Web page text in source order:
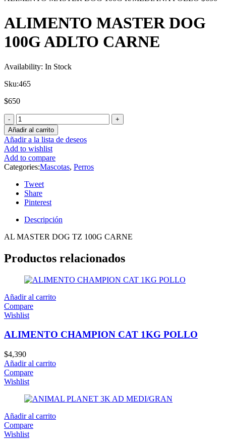
ALIMENTO MASTER DOG
100G ADLTO CARNE
Availability: In Stock
Sku:465
$650
Añadir al carrito
Añadir a la lista de deseos
Add to wishlist
Add to compare
Categories:Mascotas, Perros
Tweet
Share
Pinterest
Descripción
AL MASTER DOG TZ 100G CARNE
Productos relacionados
Añadir al carrito
Compare
Wishlist
ALIMENTO CHAMPION CAT 1KG POLLO
$4,390
Añadir al carrito
Compare
Wishlist
Añadir al carrito
Compare
Wishlist